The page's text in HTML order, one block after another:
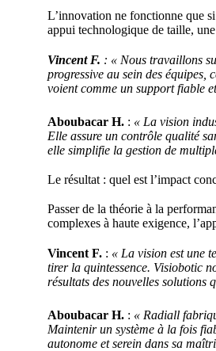
L’innovation ne fonctionne que
appui technologique de taille,
Vincent F. : « Nous travaillons
progressive au sein des
voient comme un support fiable
Aboubacar H. : « La vision
Elle assure un contrôle qualité
elle simplifie la gestion de
Le résultat : quel est l’impact
Passer de la théorie à la
complexes à haute exigence,
Vincent F. : « La vision est une
tirer la quintessence. Visiobotic
résultats des nouvelles solutions
Aboubacar H. : « Radiall
Maintenir un système à la fois
autonome et serein dans sa